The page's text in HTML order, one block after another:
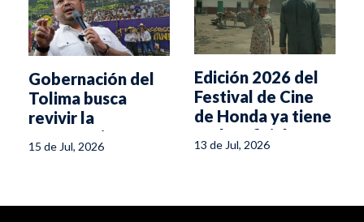
Gobernación del
Tolima busca
revivir la
Corporación
Festival Folclórico
15 de Jul, 2026
Edición 2026 del
Festival de Cine
de Honda ya tiene
fecha oficial
13 de Jul, 2026